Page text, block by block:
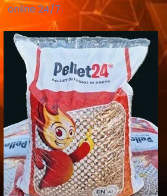
online 24/7